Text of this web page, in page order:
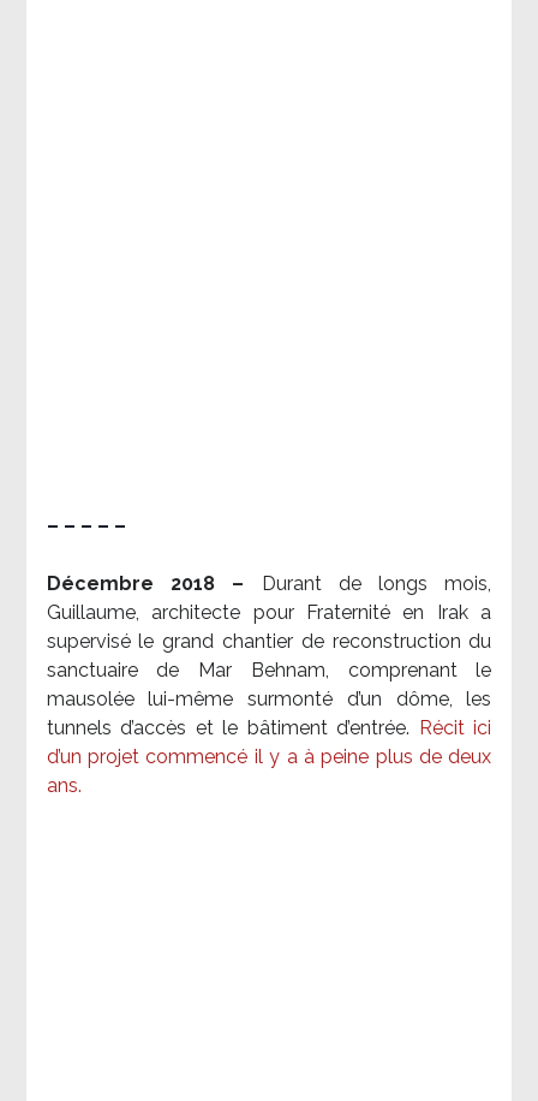
– – – – –
Décembre 2018 –
Durant de longs mois,
Guillaume, architecte pour Fraternité en Irak a
supervisé le grand chantier de reconstruction du
sanctuaire de Mar Behnam, comprenant le
mausolée lui-même surmonté d’un dôme, les
tunnels d’accès et le bâtiment d’entrée.
Récit ici
d’un projet commencé il y a à peine plus de deux
ans.